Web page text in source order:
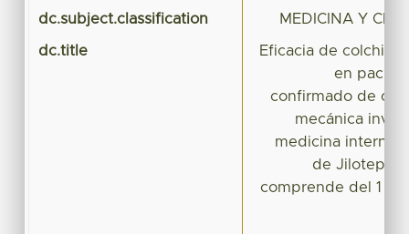
dc.subject.classification MEDICINA Y
dc.title
Eficacia de
en
confirmado de
mecánica
medicina interna
de
comprende del 1